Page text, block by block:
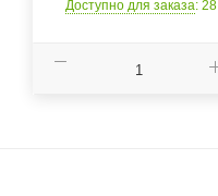
Доступно для заказа: 28